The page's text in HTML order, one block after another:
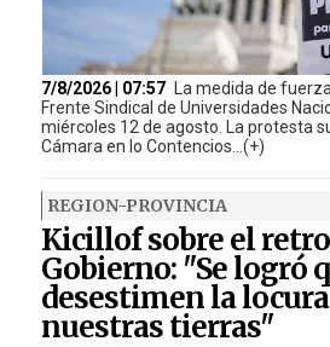
7/8/2026 | 07:57
La medida de
Frente Sindical de Universidades
miércoles 12 de agosto. La protesta
Cámara en lo Contencios...(+)
REGION-PROVINCIA
Kicillof sobre el
Gobierno: "Se logró
desestimen la
nuestras tierras"